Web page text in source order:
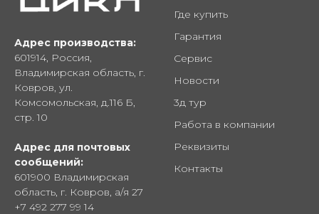
Адрес производства:
601914, Россия,
Владимирская область, г.
Ковров, ул.
Комсомольская, д.116 Б,
стр. 10
Адрес для почтовых
сообщений:
601900 Владимирская
область, г. Ковров, а/я 27
+7 492 277 99 14
Где купить
Гарантия
Сервис
Новости
3д тур
Работа в компании
Реквизиты
Контакты